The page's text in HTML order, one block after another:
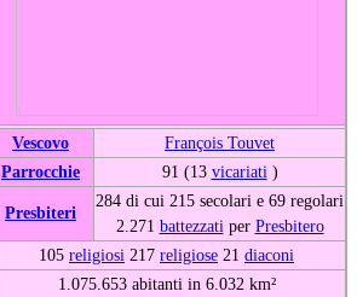
Vescovo
François Touvet
Parrocchie
91 (13 vicariati )
Presbiteri
284 di cui 215 secolari e 69 regolari
2.271 battezzati per Presbitero
105 religiosi 217 religiose 21 diaconi
1.075.653 abitanti in 6.032 km²